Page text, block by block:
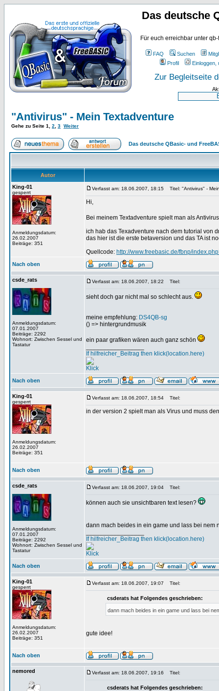
Das deutsche
Für euch erreichbar unter
FAQ Suchen
Profil
Einloggen,
Zur Begleitseite
"Antivirus" - Mein Textadventure
Gehe zu Seite 1 2 3 Weiter
Das deutsche QBasic- und
Autor
King-01
gesperrt
Anmeldungsdatum:
26.02.2007
Beiträge: 351
Verfasst am: 18.06.2007, 18:15 Titel: "Antivirus" -
Hi,
Bei meinem Textadventure spielt man als
ich hab das Texadventure nach dem tutorial von
das hier ist die erste betaversion und das TA ist
Quellcode: http://www.freebasic.de/fbnp/
Nach oben
csde_rats
Anmeldungsdatum:
07.01.2007
Beiträge: 2292
Wohnort: Zwischen Sessel und
Tastatur
Verfasst am: 18.06.2007, 18:22 Titel:
sieht doch gar nicht mal so schlecht aus.
meine empfehlung: DS4QB-sg
() => hintergrundmusik
ein paar grafiken wären auch ganz schön
If hilfreicher_Beitrag then klick(location.here)
Klick
Nach oben
King-01
gesperrt
Anmeldungsdatum:
26.02.2007
Beiträge: 351
Verfasst am: 18.06.2007, 18:54 Titel:
in der version 2 spielt man als Virus und muss
Nach oben
csde_rats
Anmeldungsdatum:
07.01.2007
Beiträge: 2292
Wohnort: Zwischen Sessel und
Tastatur
Verfasst am: 18.06.2007, 19:04 Titel:
können auch sie unsichtbaren text lesen?
dann mach beides in ein game und lass bei
If hilfreicher_Beitrag then klick(location.here)
Klick
Nach oben
King-01
gesperrt
Anmeldungsdatum:
26.02.2007
Beiträge: 351
Verfasst am: 18.06.2007, 19:07 Titel:
csderats hat Folgendes geschrieben:
dann mach beides in ein game und lass bei
gute idee!
Nach oben
nemored Verfasst am: 18.06.2007, 19:16 Titel:
csderats hat Folgendes geschrieben: